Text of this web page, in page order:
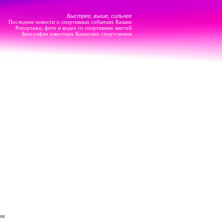
Быстрее, выше, сильнее
Последние новости о спортивных событиях Казани
Репортажи, фото и видео со спортивных матчей
Биографии известных Казанских спортсменов